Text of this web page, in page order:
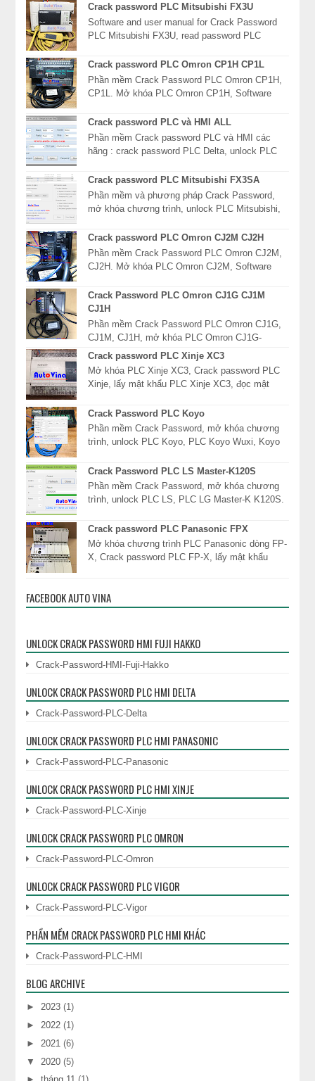
Crack password PLC Mitsubishi FX3U
Software and user manual for Crack Password
PLC Mitsubishi FX3U, read password PLC
khẩu PLC Mits...
Crack password PLC Omron CP1H CP1L
Phần mềm Crack Password PLC Omron CP1H,
CP1L. Mở khóa PLC Omron CP1H, Software
khẩu PLC Omron CP1*...
Crack password PLC và HMI ALL
Phần mềm Crack password PLC và HMI các
hãng : crack password PLC Delta, unlock PLC
mật khẩu P...
Crack password PLC Mitsubishi FX3SA
Phần mềm và phương pháp Crack Password,
mở khóa chương trình, unlock PLC Mitsubishi,
FX3SA, FX3...
Crack password PLC Omron CJ2M CJ2H
Phần mềm Crack Password PLC Omron CJ2M,
CJ2H. Mở khóa PLC Omron CJ2M, Software
khẩu PLC Omron CJ2 ...
Crack Password PLC Omron CJ1G CJ1M
CJ1H
Phần mềm Crack Password PLC Omron CJ1G,
CJ1M, CJ1H, mở khóa PLC Omron CJ1G-
CPU42P, Software Read password PLC Omron
CJ1G-CPU43P, giải mã mật...
Crack password PLC Xinje XC3
Mở khóa PLC Xinje XC3, Crack password PLC
Xinje, lấy mật khẩu PLC Xinje XC3, đọc mật
password PLC Xi...
Crack Password PLC Koyo
Phần mềm Crack Password, mở khóa chương
trình, unlock PLC Koyo, PLC Koyo Wuxi, Koyo
DL130, D...
Crack Password PLC LS Master-K120S
Phần mềm Crack Password, mở khóa chương
trình, unlock PLC LS, PLC LG Master-K K120S.
dịc...
Crack password PLC Panasonic FPX
Mở khóa chương trình PLC Panasonic dòng FP-
X, Crack password PLC FP-X, lấy mật khẩu
FACEBOOK AUTO VINA
UNLOCK CRACK PASSWORD HMI FUJI HAKKO
Crack-Password-HMI-Fuji-Hakko
UNLOCK CRACK PASSWORD PLC HMI DELTA
Crack-Password-PLC-Delta
UNLOCK CRACK PASSWORD PLC HMI PANASONIC
Crack-Password-PLC-Panasonic
UNLOCK CRACK PASSWORD PLC HMI XINJE
Crack-Password-PLC-Xinje
UNLOCK CRACK PASSWORD PLC OMRON
Crack-Password-PLC-Omron
UNLOCK CRACK PASSWORD PLC VIGOR
Crack-Password-PLC-Vigor
PHẦN MỀM CRACK PASSWORD PLC HMI KHÁC
Crack-Password-PLC-HMI
BLOG ARCHIVE
► 2023 (1)
►2022 (1)
►2021 (6)
▼
2020 (5)